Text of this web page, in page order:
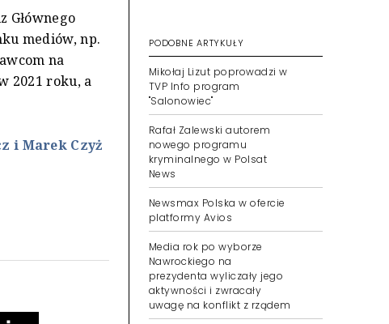
Głównego
mediów, np.
na
2021 roku, a
i Marek Czyż
PODOBNE ARTYKUŁY
Mikołaj Lizut poprowadzi w
TVP Info program
"Salonowiec"
Rafał Zalewski autorem
nowego programu
kryminalnego w Polsat
News
Newsmax Polska w ofercie
platformy Avios
Media rok po wyborze
Nawrockiego na
prezydenta wyliczały jego
aktywności i zwracały
uwagę na konflikt z rządem